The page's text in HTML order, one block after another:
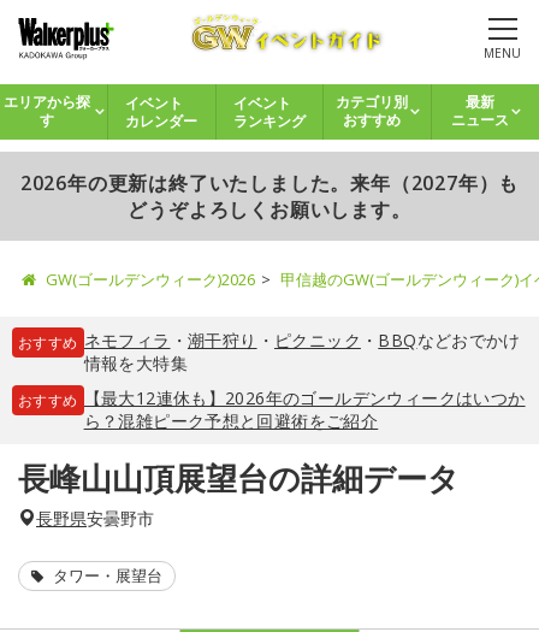
MENU
エリアから探
す
イベント
カレンダー
イベント
ランキング
カテゴリ別
おすすめ
最新
ニュース
2026年の更新は終了いたしました。来年（2027年）も
どうぞよろしくお願いします。
GW(ゴールデンウィーク)2026 甲信越のGW(ゴールデンウィーク)
おすすめ ネモフィラ ・ 潮干狩り ・ ピクニック ・ BBQなどおでかけ
情報を大特集
おすすめ
【最大12連休も】2026年のゴールデンウィークはいつか
ら？混雑ピーク予想と回避術をご紹介
長峰山山頂展望台の詳細データ
長野県安曇野市
タワー・展望台